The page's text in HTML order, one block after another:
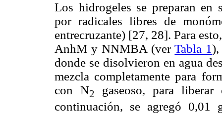
Los hidrogeles se preparan en
por radicales libres de
entrecruzante) [27, 28]. Para
AnhM y NNMBA (verTabla 1),
donde se disolvieron en agua
mezcla completamente para
con N2
gaseoso, para
continuación, se agregó